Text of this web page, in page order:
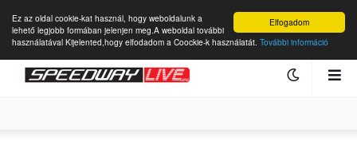
Elfogadom
Ez az oldal cookie-kat használ, hogy weboldalunk a
lehető legjobb formában jelenjen meg.A weboldal további
használatával Kijelented,hogy elfodadom a Coockie-k használatát. További információ